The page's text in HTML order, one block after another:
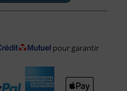
pour garantir